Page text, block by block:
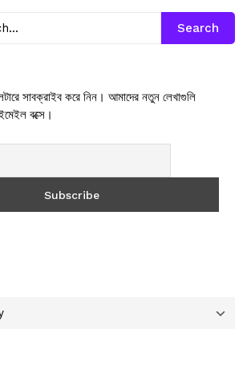
Search
সাবক্রাইব করে নিন। আমাদের নতুন লেখাগুলি
বক্সে।